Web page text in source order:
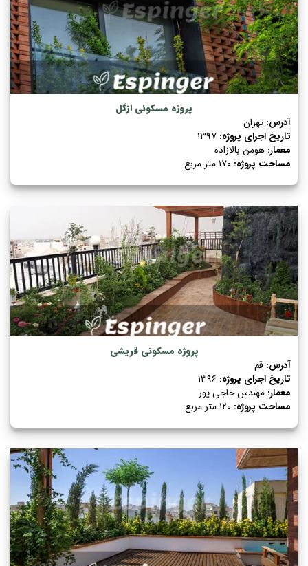
پروژه مسکونی ازگل
آدرس: تهران
تاریخ اجرای پروژه:
معمار: هومن بالازاده
مساحت پروژه:
پروژه مسکونی قریشی
آدرس: قم
تاریخ اجرای پروژه:
معمار: مهندس حاجی پور
مساحت پروژه: ۱۲۰ متر مربع